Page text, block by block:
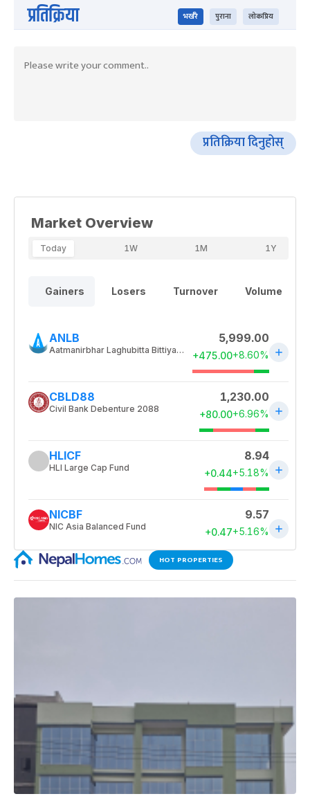
प्रतिक्रिया भर्खरै पुराना लोकप्रिय
प्रतिक्रिया दिनुहोस्
HOT PROPERTIES